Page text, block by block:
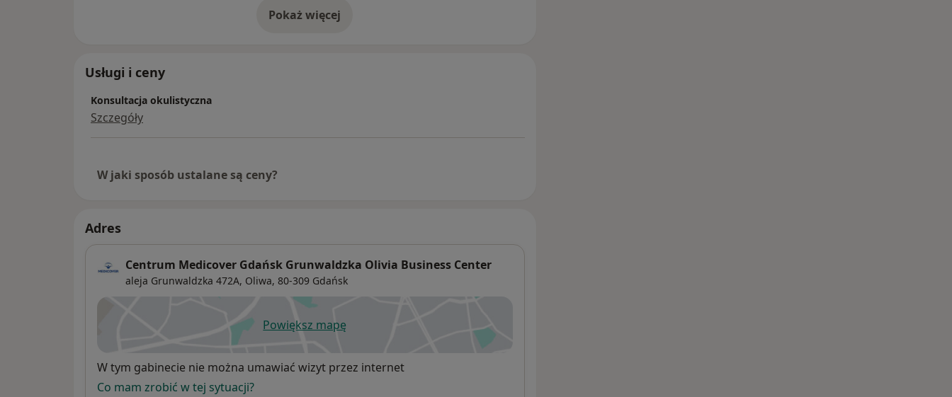
Pokaż więcejo doświadczeniu
Usługi i ceny
Konsultacja okulistyczna
Szczegóły
W jaki sposób ustalane są ceny?
Adres
Centrum Medicover Gdańsk Grunwaldzka Olivia Business Center
aleja Grunwaldzka 472A, Oliwa, 80-309 Gdańsk
Powiększ mapęotwiera się w nowej karcie
Dostępność
W tym gabinecie nie można umawiać wizyt przez internet
Co mam zrobić w tej sytuacji?